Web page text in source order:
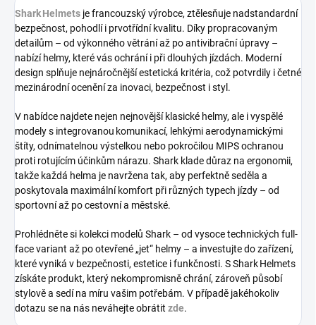
Shark Helmets je francouzský výrobce, ztělesňuje nadstandardní
bezpečnost, pohodlí i prvotřídní kvalitu. Díky propracovaným
detailům – od výkonného větrání až po antivibrační úpravy –
nabízí helmy, které vás ochrání i při dlouhých jízdách. Moderní
design splňuje nejnáročnější estetická kritéria, což potvrdily i četné
mezinárodní ocenění za inovaci, bezpečnost i styl.
V nabídce najdete nejen nejnovější klasické helmy, ale i vyspělé
modely s integrovanou komunikací, lehkými aerodynamickými
štíty, odnímatelnou výstelkou nebo pokročilou MIPS ochranou
proti rotujícím účinkům nárazu. Shark klade důraz na ergonomii,
takže každá helma je navržena tak, aby perfektně seděla a
poskytovala maximální komfort při různých typech jízdy – od
sportovní až po cestovní a městské.
Prohlédněte si kolekci modelů Shark – od vysoce technických full-
face variant až po otevřené „jet“ helmy – a investujte do zařízení,
které vyniká v bezpečnosti, estetice i funkčnosti. S Shark Helmets
získáte produkt, který nekompromisně chrání, zároveň působí
stylově a sedí na míru vašim potřebám. V případě jakéhokoliv
dotazu se na nás neváhejte obrátit zde.